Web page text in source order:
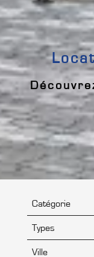
Catégorie
Types
Ville